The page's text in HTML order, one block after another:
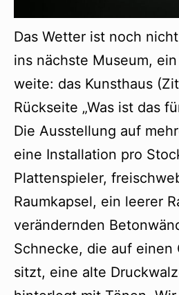
Das Wetter ist noch
ins nächste Museum,
weite: das Kunsthaus
Rückseite „Was ist das
Die Ausstellung auf
eine Installation pro
Plattenspieler,
Raumkapsel, ein leerer
verändernden
Schnecke, die auf einen
sitzt, eine alte